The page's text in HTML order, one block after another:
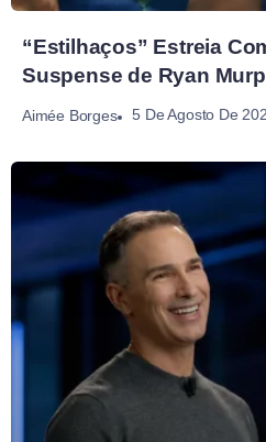
“Estilhaços” Estreia
Suspense de Ryan
Aimée Borges 5 De Agosto De